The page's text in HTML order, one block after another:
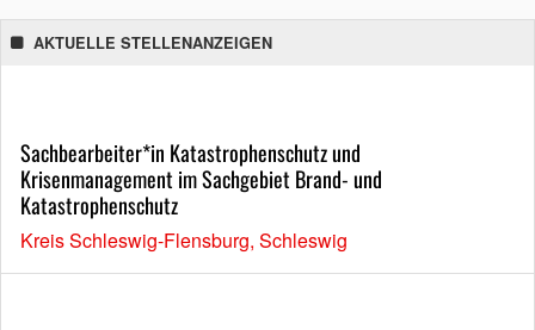
AKTUELLE STELLENANZEIGEN
Sachbearbeiter*in Katastrophenschutz und
Krisenmanagement im Sachgebiet Brand- und
Katastrophenschutz
Kreis Schleswig-Flensburg, Schleswig